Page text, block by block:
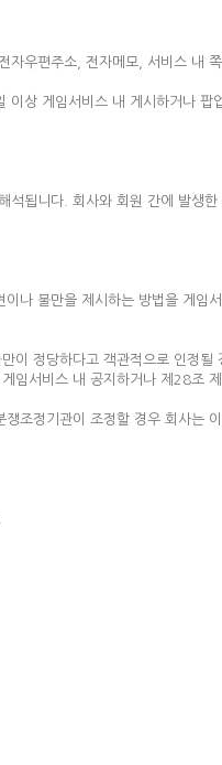
자우편주소, 전자메모, 서비스 내
상 게임서비스 내 게시하거나 팝
됩니다. 회사와 회원 간에 발생
나 불만을 제시하는 방법을 게임
이 정당하다고 객관적으로 인정
임서비스 내 공지하거나 제28조
조정기관이 조정할 경우 회사는